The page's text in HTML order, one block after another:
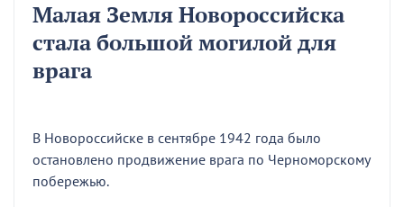
Малая Земля Новороссийска
стала большой могилой для
врага
В Новороссийске в сентябре 1942 года было
остановлено продвижение врага по Черноморскому
побережью.